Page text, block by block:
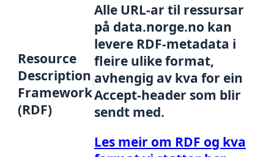
Resource
Description
Framework
(RDF)
Alle URL-ar til ressursar
på data.norge.no kan
levere RDF-metadata i
fleire ulike format,
avhengig av kva for ein
Accept-header som blir
sendt med.
Les meir om RDF og kva